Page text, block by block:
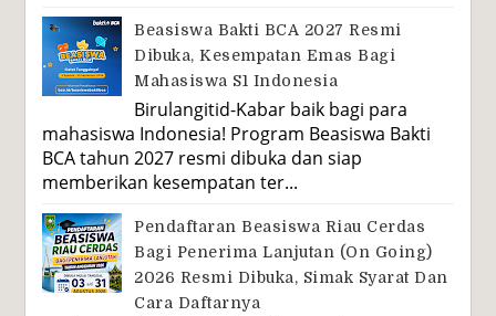
Beasiswa Bakti BCA 2027 Resmi
Dibuka, Kesempatan Emas Bagi
Mahasiswa S1 Indonesia
Birulangitid-Kabar baik bagi para
mahasiswa Indonesia! Program Beasiswa Bakti
BCA tahun 2027 resmi dibuka dan siap
memberikan kesempatan ter...
Pendaftaran Beasiswa Riau Cerdas
Bagi Penerima Lanjutan (On Going)
2026 Resmi Dibuka, Simak Syarat Dan
Cara Daftarnya